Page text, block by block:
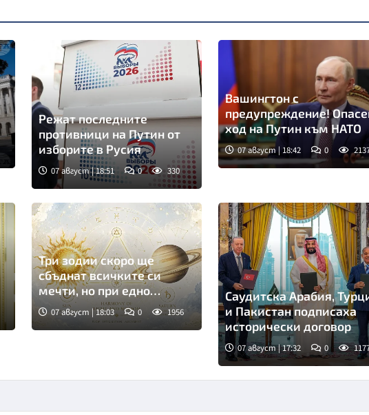
Снимка: ТАСС
Режат последните
противници на Путин от
изборите в Русия
07 август | 18:51 0 330
Вашингтон с
предупреждение!
ход на Путин към НАТО
07 август | 18:42 0
Три зодии скоро ще
сбъднат всичките си
мечти, но при едно
условие
07 август | 18:03 0 1956
Снимка: Саудитска
новинарска агенция
Саудитска Арабия,
и Пакистан подписаха
исторически договор
07 август | 17:32 0